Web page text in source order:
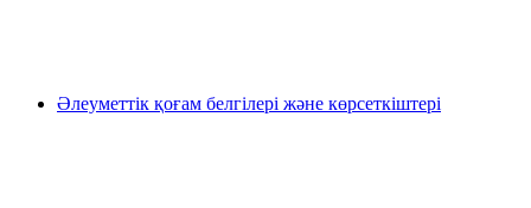
Әлеуметтік қоғам белгілері және көрсеткіштері